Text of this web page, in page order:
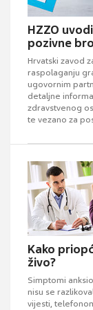
HZZO
pozivne
Hrvatski zavod
raspolaganju
ugovornim
detaljne
zdravstvenog
te vezano za
Kako
živo?
Simptomi
nisu se
vijesti,